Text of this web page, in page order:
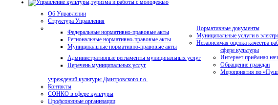
Об Управлении
Структура Управления
Нормативные документы
Федеральные нормативно-правовые акты
Региональные нормативно-правовые акты
Муниципальные нормативно-правовые акты
Муниципальные услуги в
Административные регламенты муниципальных услуг
Перечень муниципальных услуг
Независимая оценка качества
сфере культуры
Интернет приёмная
Обращение граждан
Мероприятия по
учреждений культуры Дмитровского г.о.
Контакты
СОНКО в сфере культуры
Профсоюзные организации